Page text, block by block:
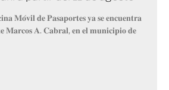
𝐌𝐨́𝐯𝐢𝐥 𝐝𝐞 𝐏𝐚𝐬𝐚𝐩𝐨𝐫𝐭𝐞𝐬 𝐲𝐚 𝐬𝐞 𝐞𝐧𝐜𝐮𝐞𝐧𝐭𝐫𝐚
𝐌𝐚𝐫𝐜𝐨𝐬 𝐀. 𝐂𝐚𝐛𝐫𝐚𝐥, 𝐞𝐧 𝐞𝐥 𝐦𝐮𝐧𝐢𝐜𝐢𝐩𝐢𝐨 𝐝𝐞